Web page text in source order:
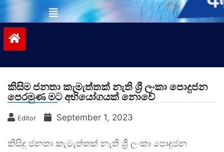
කිසිම ජනතා කැමැත්තක් නැති ශ්‍රී ලංකා පොදුජන
පෙරමුණ මට අභියෝගයක් නොවේ
Editor September 1, 2023
කිසිදු ජනතා කැමැත්තක් නැති ශ්‍රී ලංකා පොදුජන